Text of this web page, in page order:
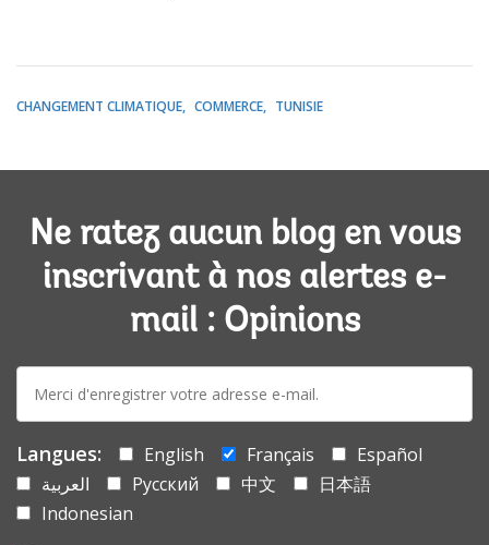
CHANGEMENT CLIMATIQUE COMMERCE TUNISIE
Ne ratez aucun blog en vous
inscrivant à nos alertes e-
mail : Opinions
mail:
Langues: English Français
Español
العربية
Русский 中文
日本語
Indonesian